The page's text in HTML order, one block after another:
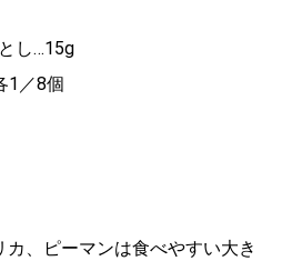
し…15g
1／8個
、ピーマンは食べやすい大き